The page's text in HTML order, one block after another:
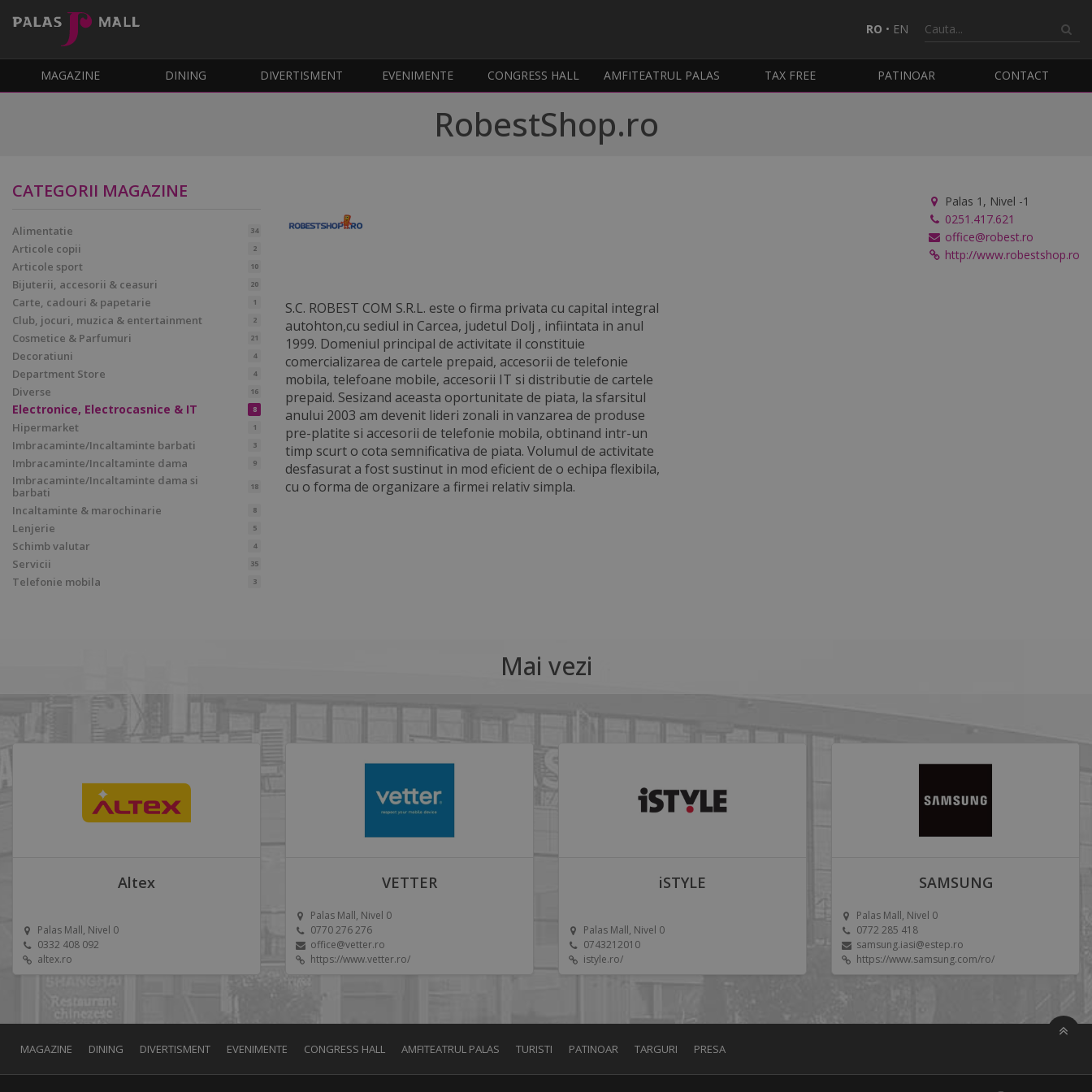
RO • EN
MAGAZINE DINING DIVERTISMENT EVENIMENTE CONGRESS HALL AMFITEATRUL PALAS TAX FREE PATINOAR CONTACT
RobestShop.ro
CATEGORII MAGAZINE
Alimentatie 34
Articole copii 2
Articole sport 10
Bijuterii, accesorii & ceasuri 20
Carte, cadouri & papetarie 1
Club, jocuri, muzica & entertainment 2
Cosmetice & Parfumuri 21
Decoratiuni 4
Department Store 4
Diverse 16
Electronice, Electrocasnice & IT 8
Hipermarket 1
Imbracaminte/Incaltaminte barbati 3
Imbracaminte/Incaltaminte dama 9
Imbracaminte/Incaltaminte dama si
barbati
18
Incaltaminte & marochinarie 8
Lenjerie 5
Schimb valutar 4
Servicii 35
Telefonie mobila 3
Palas 1, Nivel -1
0251.417.621
office@robest.ro
http://www.robestshop.ro
S.C. ROBEST COM S.R.L. este o firma privata cu capital integral
autohton,cu sediul in Carcea, judetul Dolj , infiintata in anul
1999. Domeniul principal de activitate il constituie
comercializarea de cartele prepaid, accesorii de telefonie
mobila, telefoane mobile, accesorii IT si distributie de cartele
prepaid. Sesizand aceasta oportunitate de piata, la sfarsitul
anului 2003 am devenit lideri zonali in vanzarea de produse
pre-platite si accesorii de telefonie mobila, obtinand intr-un
timp scurt o cota semnificativa de piata. Volumul de activitate
desfasurat a fost sustinut in mod eficient de o echipa flexibila,
cu o forma de organizare a firmei relativ simpla.
Mai vezi
Altex
Palas Mall, Nivel 0
0332 408 092
altex.ro
VETTER
Palas Mall, Nivel 0
0770 276 276
office@vetter.ro
https://www.vetter.ro/
iSTYLE
Palas Mall, Nivel 0
0743212010
istyle.ro/
SAMSUNG
Palas Mall, Nivel 0
0772 285 418
samsung.iasi@estep.ro
https://www.samsung.com/ro/
MAGAZINE DINING DIVERTISMENT EVENIMENTE CONGRESS HALL AMFITEATRUL PALAS TURISTI PATINOAR TARGURI PRESA